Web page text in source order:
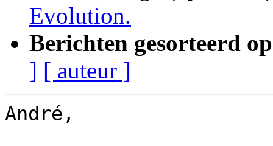
Evolution.
Berichten gesorteerd
] [ auteur ]
André,